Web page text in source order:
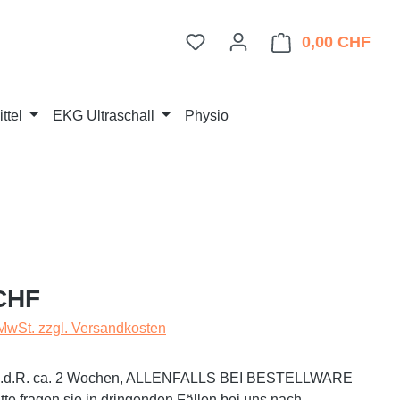
Du hast 0 Produkte auf dem
0,00 CHF
EKG Ultraschall Physio
zzgl. Versandkosten
ca. 2 Wochen, ALLENFALLS BEI BESTELLWARE